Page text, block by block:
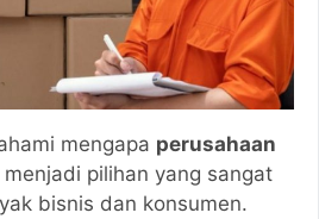
mengapa perusahaan
menjadi pilihan yang sangat
bisnis dan konsumen.